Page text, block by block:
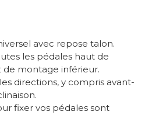
avec repose talon.
les pédales haut de
montage inférieur.
directions, y compris avant-
fixer vos pédales sont